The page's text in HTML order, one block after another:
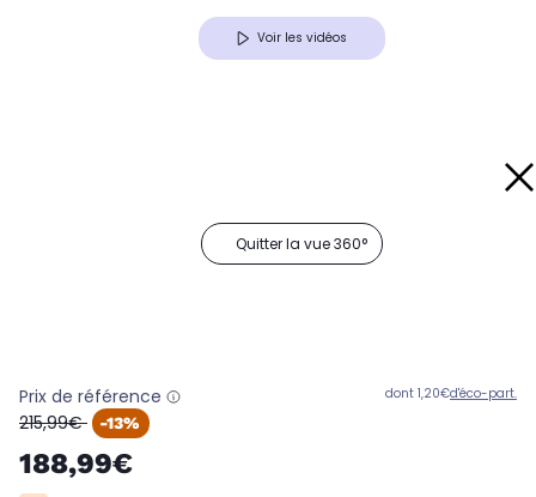
Voir les vidéos
Quitter la vue 360°
Prix de référence
oldPrice
215,99€ -13%
188,99€
dont 1,20€d'éco-part.